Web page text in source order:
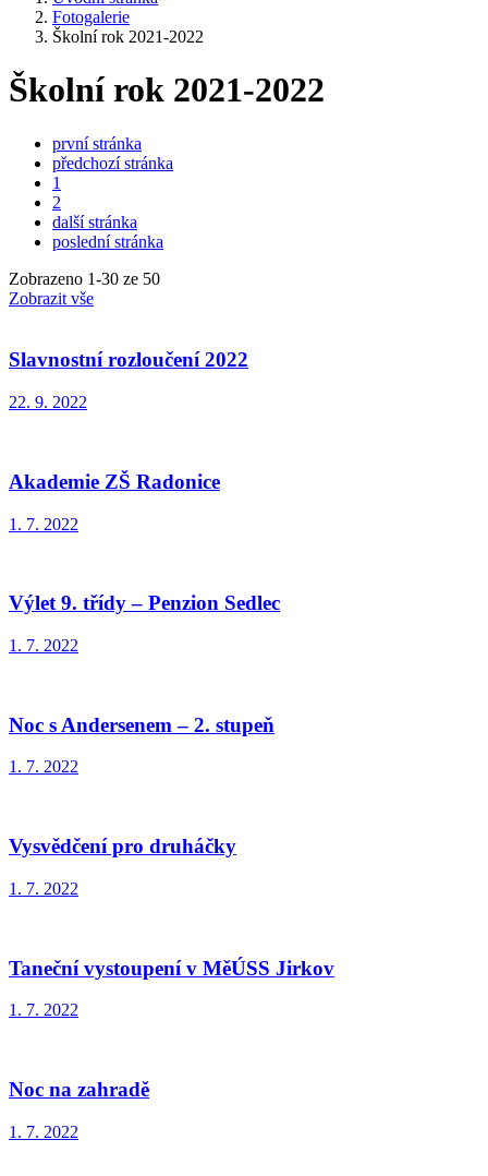
Fotogalerie
Školní rok 2021-2022
Školní rok 2021-2022
první stránka
předchozí stránka
1
2
další stránka
poslední stránka
Zobrazeno 1-30 ze 50
Zobrazit vše
Slavnostní rozloučení 2022
22. 9. 2022
Akademie ZŠ Radonice
1. 7. 2022
Výlet 9. třídy – Penzion Sedlec
1. 7. 2022
Noc s Andersenem – 2. stupeň
1. 7. 2022
Vysvědčení pro druháčky
1. 7. 2022
Taneční vystoupení v MěÚSS Jirkov
1. 7. 2022
Noc na zahradě
1. 7. 2022